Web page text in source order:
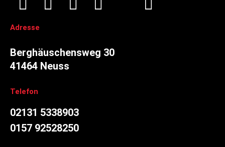
Adresse
Berghäuschensweg 30
41464 Neuss
Telefon
02131 5338903
0157 92528250